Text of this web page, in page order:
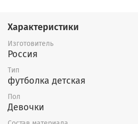
Характеристики
Изготовитель
Россия
Тип
футболка детская
Пол
Девочки